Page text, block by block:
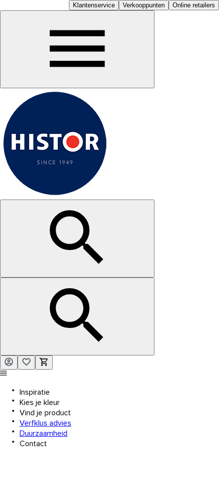
Klantenservice Verkooppunten Online retailers
Inspiratie
Kies je kleur
Vind je product
Verfklus advies
Duurzaamheid
Contact